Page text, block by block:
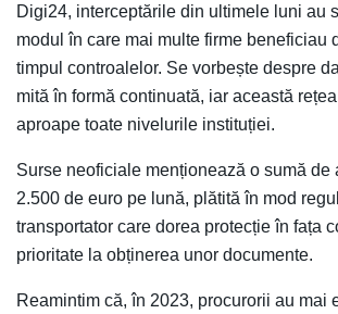
Digi24, interceptările din ultimele luni au
modul în care mai multe firme beneficiau
timpul controalelor. Se vorbește despre
mită în formă continuată, iar această
aproape toate nivelurile instituției.
Surse neoficiale menționează o sumă de
2.500 de euro pe lună, plătită în mod
transportator care dorea protecție în fața
prioritate la obținerea unor documente.
Reamintim că, în 2023, procurorii au mai